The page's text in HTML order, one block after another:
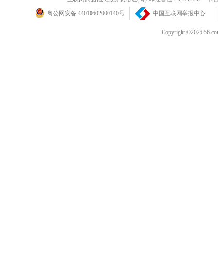
粤公网安备 44010602000140号
中国互联网举报中心
Copyright ©2026